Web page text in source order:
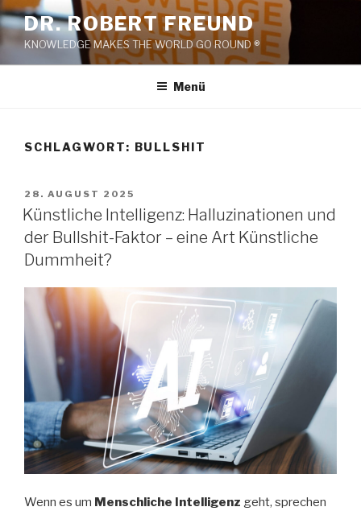
Zum
Inhalt
springen
DR. ROBERT FREUND
KNOWLEDGE MAKES THE WORLD GO ROUND ®
Menü
SCHLAGWORT: BULLSHIT
VERÖFFENTLICHT
AM
28. AUGUST 2025
Künstliche Intelligenz: Halluzinationen und
der Bullshit-Faktor – eine Art Künstliche
Dummheit?
Wenn es um Menschliche Intelligenz geht, sprechen